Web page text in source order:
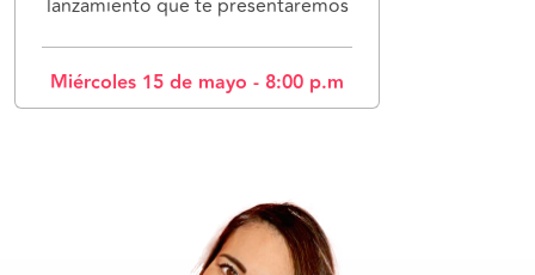
lanzamiento que te presentaremos
Miércoles 15 de mayo - 8:00 p.m